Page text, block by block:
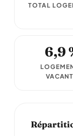
TOTAL
6,9